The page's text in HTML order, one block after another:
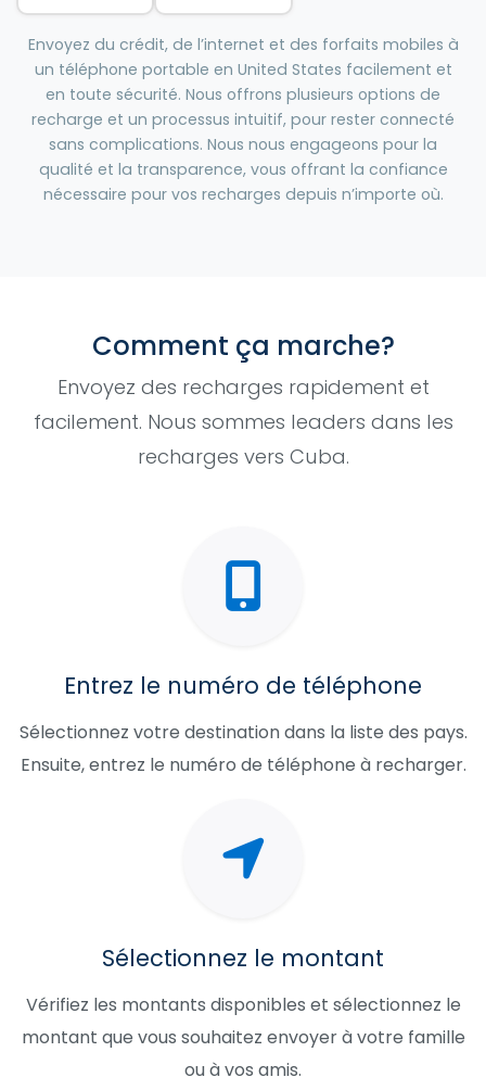
Envoyez du crédit, de l’internet et des forfaits mobiles à
un téléphone portable en United States facilement et
en toute sécurité. Nous offrons plusieurs options de
recharge et un processus intuitif, pour rester connecté
sans complications. Nous nous engageons pour la
qualité et la transparence, vous offrant la confiance
nécessaire pour vos recharges depuis n’importe où.
Comment ça marche?
Envoyez des recharges rapidement et
facilement. Nous sommes leaders dans les
recharges vers Cuba.
Entrez le numéro de téléphone
Sélectionnez votre destination dans la liste des pays.
Ensuite, entrez le numéro de téléphone à recharger.
Sélectionnez le montant
Vérifiez les montants disponibles et sélectionnez le
montant que vous souhaitez envoyer à votre famille
ou à vos amis.